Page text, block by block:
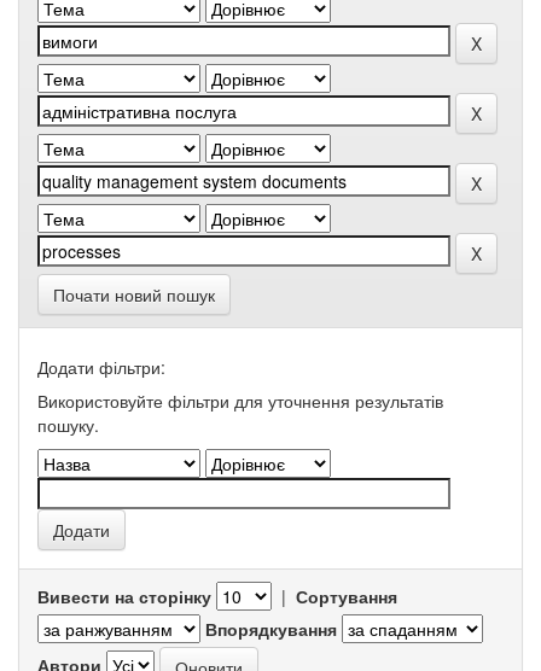
Почати новий пошук
Додати фільтри:
Використовуйте фільтри для уточнення результатів
пошуку.
Вивести на сторінку | Сортування
Впорядкування
Автори